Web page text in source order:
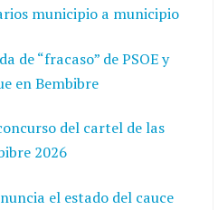
municipio a municipio
de “fracaso” de PSOE y
en Bembibre
del cartel de las
2026
el estado del cauce